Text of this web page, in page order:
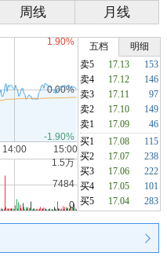
周线 月线
五档
明细
卖5
17.13
153
卖4
17.12
146
卖3
17.11
97
卖2
17.10
149
卖1
17.09
46
买1
17.08
115
买2
17.07
238
买3
17.06
222
买4
17.05
101
买5
17.04 283